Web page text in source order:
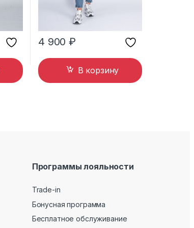
4 900₽
В корзину
Программы лояльности
Trade-in
Бонусная программа
Бесплатное обслуживание